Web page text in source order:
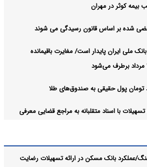
بیمه کوثر در مهران
شده بر اساس قانون رسیدگی می شوند
ملی ایران پایدار است/ مغایرت‌ باقیمانده
با اسناد متقلبانه به مراجع قضایی معرفی
واحدی
آرشیو
عملکرد بانک مسکن در ارائه تسهیلات رضایت